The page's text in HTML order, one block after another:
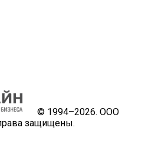
© 1994–2026. ООО
защищены.